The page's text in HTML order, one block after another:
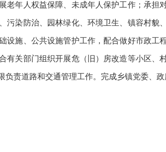
老年人权益保障、未成年人保护工作；承担
污染防治、园林绿化、环境卫生、镇容村貌
设施、公共设施管护工作，配合做好市政工
有关部门组织开展危（旧）房改造等小区、
责道路和交通管理工作。完成乡镇党委、政